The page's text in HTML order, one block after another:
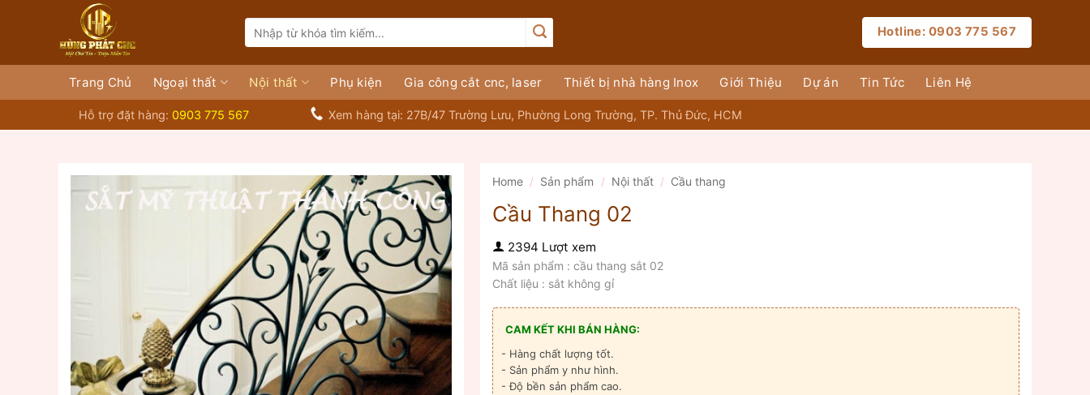
dung
for:
Hotline: 0903 775 567
Trang Chủ Ngoại thất Nội thất Phụ kiện Gia công cắt cnc, laser Thiết bị nhà hàng Inox Giới Thiệu Dự án Tin Tức Liên Hệ
Hỗ trợ đặt hàng: 0903 775 567 Xem hàng tại: 27B/47 Trường Lưu, Phường Long Trường, TP. Thủ Đức, HCM
Home / Sản phẩm / Nội thất / Cầu thang
Cầu Thang 02
2394 Lượt xem
Mã sản phẩm : cầu thang sắt 02
Chất liệu : sắt không gỉ
CAM KẾT KHI BÁN HÀNG:
- Hàng chất lượng tốt.
- Sản phẩm y như hình.
- Độ bền sản phẩm cao.